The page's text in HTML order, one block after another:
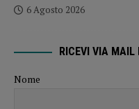
6 Agosto 2026
RICEVI VIA
Nome